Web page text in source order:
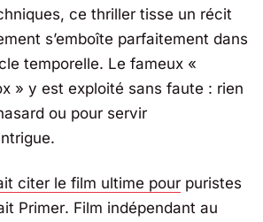
ce thriller tisse un récit
s’emboîte parfaitement dans
temporelle. Le fameux «
» y est exploité sans faute : rien
ou pour servir
citer le film ultime pour puristes
Primer. Film indépendant au